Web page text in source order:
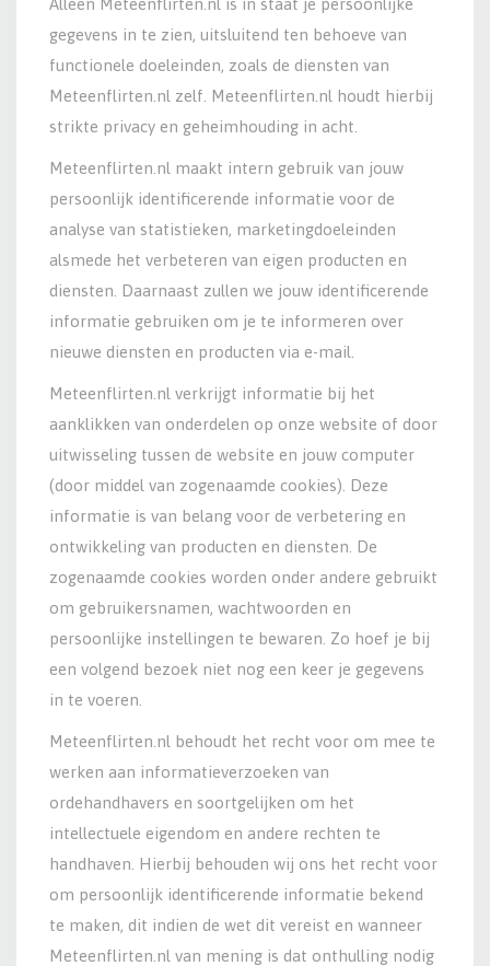
Alleen Meteenflirten.nl is in staat je persoonlijke
gegevens in te zien, uitsluitend ten behoeve van
functionele doeleinden, zoals de diensten van
Meteenflirten.nl zelf. Meteenflirten.nl houdt hierbij
strikte privacy en geheimhouding in acht.
Meteenflirten.nl maakt intern gebruik van jouw
persoonlijk identificerende informatie voor de
analyse van statistieken, marketingdoeleinden
alsmede het verbeteren van eigen producten en
diensten. Daarnaast zullen we jouw identificerende
informatie gebruiken om je te informeren over
nieuwe diensten en producten via e-mail.
Meteenflirten.nl verkrijgt informatie bij het
aanklikken van onderdelen op onze website of door
uitwisseling tussen de website en jouw computer
(door middel van zogenaamde cookies). Deze
informatie is van belang voor de verbetering en
ontwikkeling van producten en diensten. De
zogenaamde cookies worden onder andere gebruikt
om gebruikersnamen, wachtwoorden en
persoonlijke instellingen te bewaren. Zo hoef je bij
een volgend bezoek niet nog een keer je gegevens
in te voeren.
Meteenflirten.nl behoudt het recht voor om mee te
werken aan informatieverzoeken van
ordehandhavers en soortgelijken om het
intellectuele eigendom en andere rechten te
handhaven. Hierbij behouden wij ons het recht voor
om persoonlijk identificerende informatie bekend
te maken, dit indien de wet dit vereist en wanneer
Meteenflirten.nl van mening is dat onthulling nodig